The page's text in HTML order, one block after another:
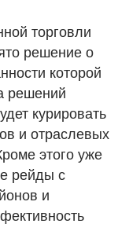
торговли
решение о
которой
решений
курировать
и отраслевых
этого уже
рейды с
и